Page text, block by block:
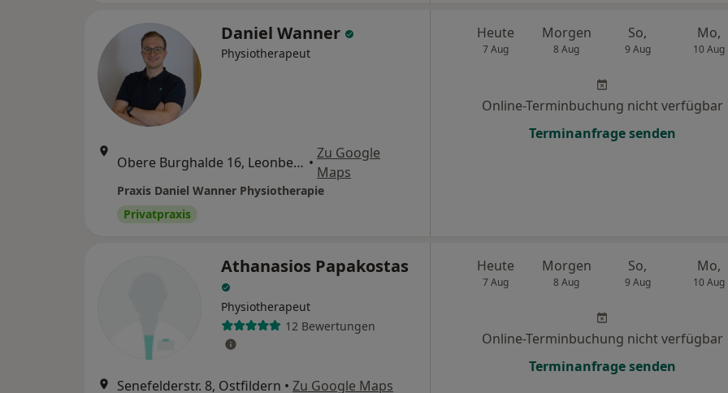
Daniel Wanner
Physiotherapeut
Obere Burghalde 16, Leonberg •
Zu Google
Maps
Praxis Daniel Wanner Physiotherapie
Privatpraxis
Heute
7 Aug
Morgen
8 Aug
So,
9 Aug
Mo,
10 Aug
Online-Terminbuchung nicht verfügbar
Terminanfrage senden
Athanasios Papakostas
Physiotherapeut
12 Bewertungen
Senefelderstr. 8, Ostfildern • Zu Google Maps
Heute
7 Aug
Morgen
8 Aug
So,
9 Aug
Mo,
10 Aug
Online-Terminbuchung nicht verfügbar
Terminanfrage senden